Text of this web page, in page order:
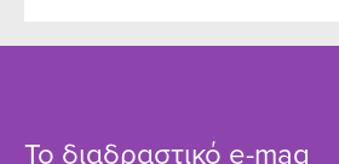
Το διαδραστικό e-mag